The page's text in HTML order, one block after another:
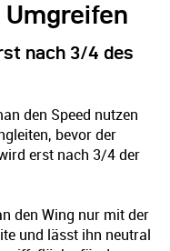
nach 3/4 des
den Speed nutzen
bevor der
erst nach 3/4 der
den Wing nur mit der
und lässt ihn neutral